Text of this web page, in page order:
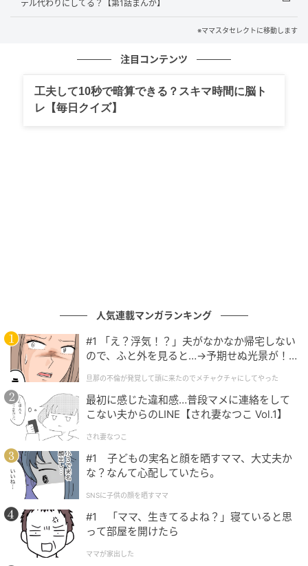
婚もせずに30才を過ぎ、実家で暮らしていて、休みの
日は外出もせずに家で本ばかり読んでいる私……。私が
兄家族と一緒の時間を過ごせば、母は嬉しそうな顔を
出典：select.mamastar.jp
兄の家族行事に参加することは、心配している母にで
きる唯一の親孝行。そんな思いがあったから、私は保
育園の発表会へ一緒に行くことも了承しました。朝か
ら午後までかかると言うから、仕事は調整して休みを
テル代わりにしてる？【第1話まんが】
※ママスタセレクトに移動します
注目コンテンツ
工夫して10秒で暗算できる？スキマ時間に脳ト
レ【毎日クイズ】
人気連載マンガランキング
#1 「え？浮気！？」夫がなかなか帰宅しない
ので、ふと外を見ると…→予期せぬ光景が！
クチャにしてやった
旦那の不倫が発覚して頭に来たのでメチャクチャにしてやった
最初に感じた違和感…普段マメに連絡をして
こない夫からのLINE【され妻なつこ Vol.1】
され妻なつこ
#1 子どもの実名と顔を晒すママ、大丈夫か
な？なんて心配していたら。
SNSに子供の顔を晒すママ
#1 「ママ、生きてるよね？」寝ていると思
って部屋を開けたら
ママが家出した